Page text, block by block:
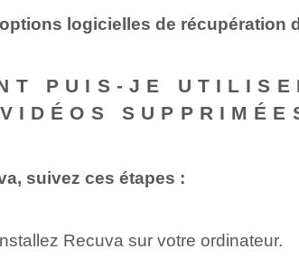
logicielles de récupération
PUIS-JE
suivez ces étapes :
Recuva sur votre ordinateur.